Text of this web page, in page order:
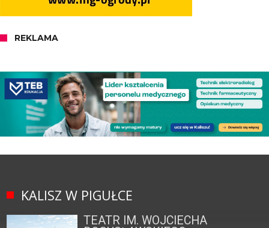
REKLAMA
KALISZ W PIGUŁCE
TEATR IM. WOJCIECHA